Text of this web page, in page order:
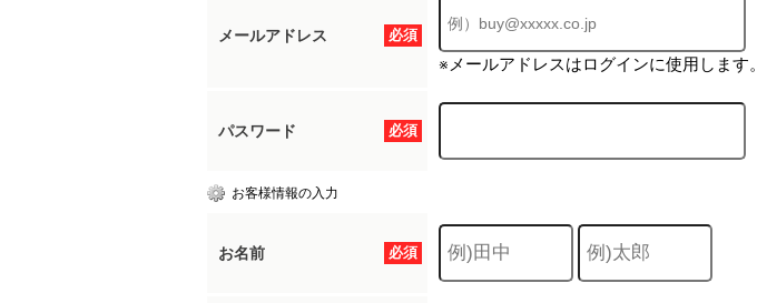
必須
メールアドレス
※メールアドレスはログインに使用します。
必須
パスワード
お客様情報の入力
必須
お名前